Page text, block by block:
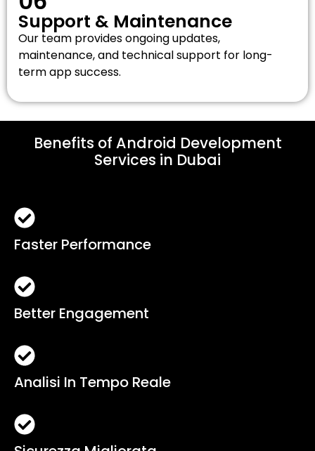
Support & Maintenance
Our team provides ongoing updates,
maintenance, and technical support for long-
term app success.
Benefits of Android Development
Services in Dubai
Faster Performance
Better Engagement
Analisi In Tempo Reale